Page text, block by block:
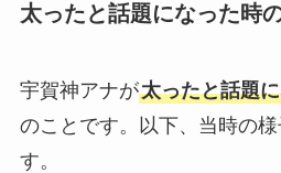
太ったと話題になった時
宇賀神アナが太ったと話題
のことです。以下、当時の
す。